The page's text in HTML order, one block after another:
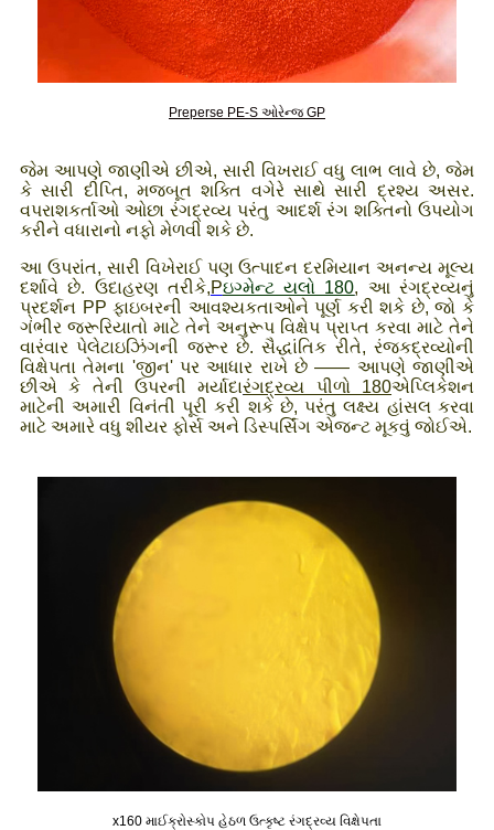
Preperse PE-S ઓરેન્જ GP
જેમ આપણે જાણીએ છીએ, સારી વિખરાઈ વધુ લાભ લાવે છે, જેમ
કે સારી દીપ્તિ, મજબૂત શક્તિ વગેરે સાથે સારી દ્રશ્ય અસર.
વપરાશકર્તાઓ ઓછા રંગદ્રવ્ય પરંતુ આદર્શ રંગ શક્તિનો ઉપયોગ
કરીને વધારાનો નફો મેળવી શકે છે.
આ ઉપરાંત, સારી વિખેરાઈ પણ ઉત્પાદન દરમિયાન અનન્ય મૂલ્ય
દર્શાવે છે. ઉદાહરણ તરીકે,Pઇગ્મેન્ટ યલો 180, આ રંગદ્રવ્યનું
પ્રદર્શન PP ફાઇબરની આવશ્યકતાઓને પૂર્ણ કરી શકે છે, જો કે
ગંભીર જરૂરિયાતો માટે તેને અનુરૂપ વિક્ષેપ પ્રાપ્ત કરવા માટે તેને
વારંવાર પેલેટાઇઝિંગની જરૂર છે. સૈદ્ધાંતિક રીતે, રંજકદ્રવ્યોની
વિક્ષેપતા તેમના 'જીન' પર આધાર રાખે છે —— આપણે જાણીએ
છીએ કે તેની ઉપરની મર્યાદારંગદ્રવ્ય પીળો 180એપ્લિકેશન
માટેની અમારી વિનંતી પૂરી કરી શકે છે, પરંતુ લક્ષ્ય હાંસલ કરવા
માટે અમારે વધુ શીયર ફોર્સ અને ડિસ્પર્સિંગ એજન્ટ મૂકવું જોઈએ.
x160 માઈક્રોસ્કોપ હેઠળ ઉત્કૃષ્ટ રંગદ્રવ્ય વિક્ષેપતા